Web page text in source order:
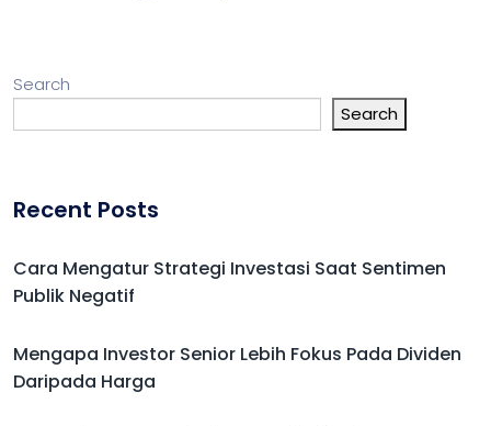
Search
Search
Recent Posts
Cara Mengatur Strategi Investasi Saat Sentimen
Publik Negatif
Mengapa Investor Senior Lebih Fokus Pada Dividen
Daripada Harga